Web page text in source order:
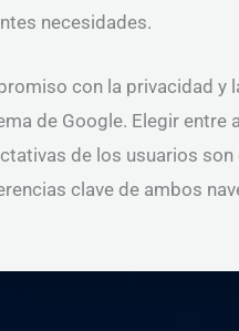
necesidades.
con la privacidad y
de Google. Elegir entre
de los usuarios
clave de ambos